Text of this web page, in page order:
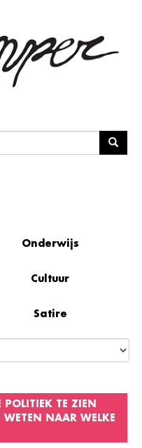
Onderwijs
Cultuur
Satire
TE ZIEN
NAAR WELKE